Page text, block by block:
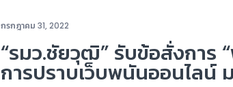
กรกฎาคม 31, 2022
“รมว.ชัยวุฒิ” รับข้อสั่งการ
การปราบเว็บพนันออนไลน์